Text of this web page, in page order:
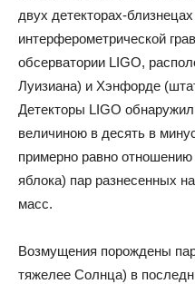
двух детекторах-
интерферометрической
обсерватории LIGO,
Луизиана) и Хэнфорде
Детекторы LIGO
величиною в десять в
примерно равно
яблока) пар разнесенных
масс.
Возмущения порождены
тяжелее Солнца) в